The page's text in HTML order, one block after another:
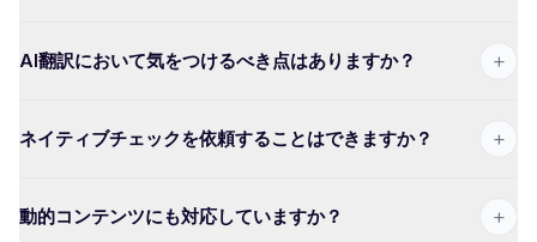
AI翻訳において気をつけるべき点はありますか？ +
ネイティブチェックを依頼することはできますか？ +
動的コンテンツにも対応していますか？ +